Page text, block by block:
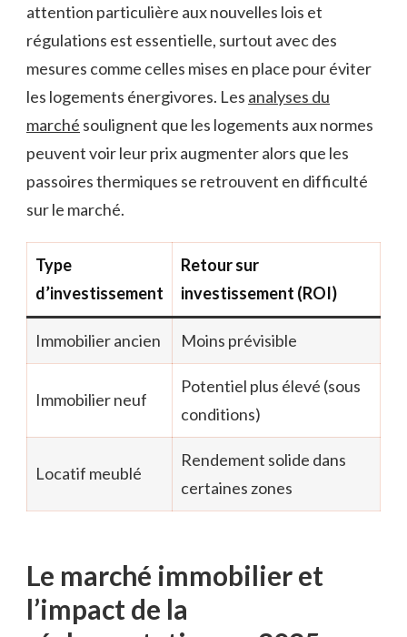
attention particulière aux nouvelles lois et
régulations est essentielle, surtout avec des
mesures comme celles mises en place pour éviter
les logements énergivores. Les analyses du
marché soulignent que les logements aux normes
peuvent voir leur prix augmenter alors que les
passoires thermiques se retrouvent en difficulté
sur le marché.
Type
d’investissement
Retour sur
investissement (ROI)
Immobilier ancien Moins prévisible
Immobilier neuf
Potentiel plus élevé (sous
conditions)
Locatif meublé
Rendement solide dans
certaines zones
Le marché immobilier et
l’impact de la